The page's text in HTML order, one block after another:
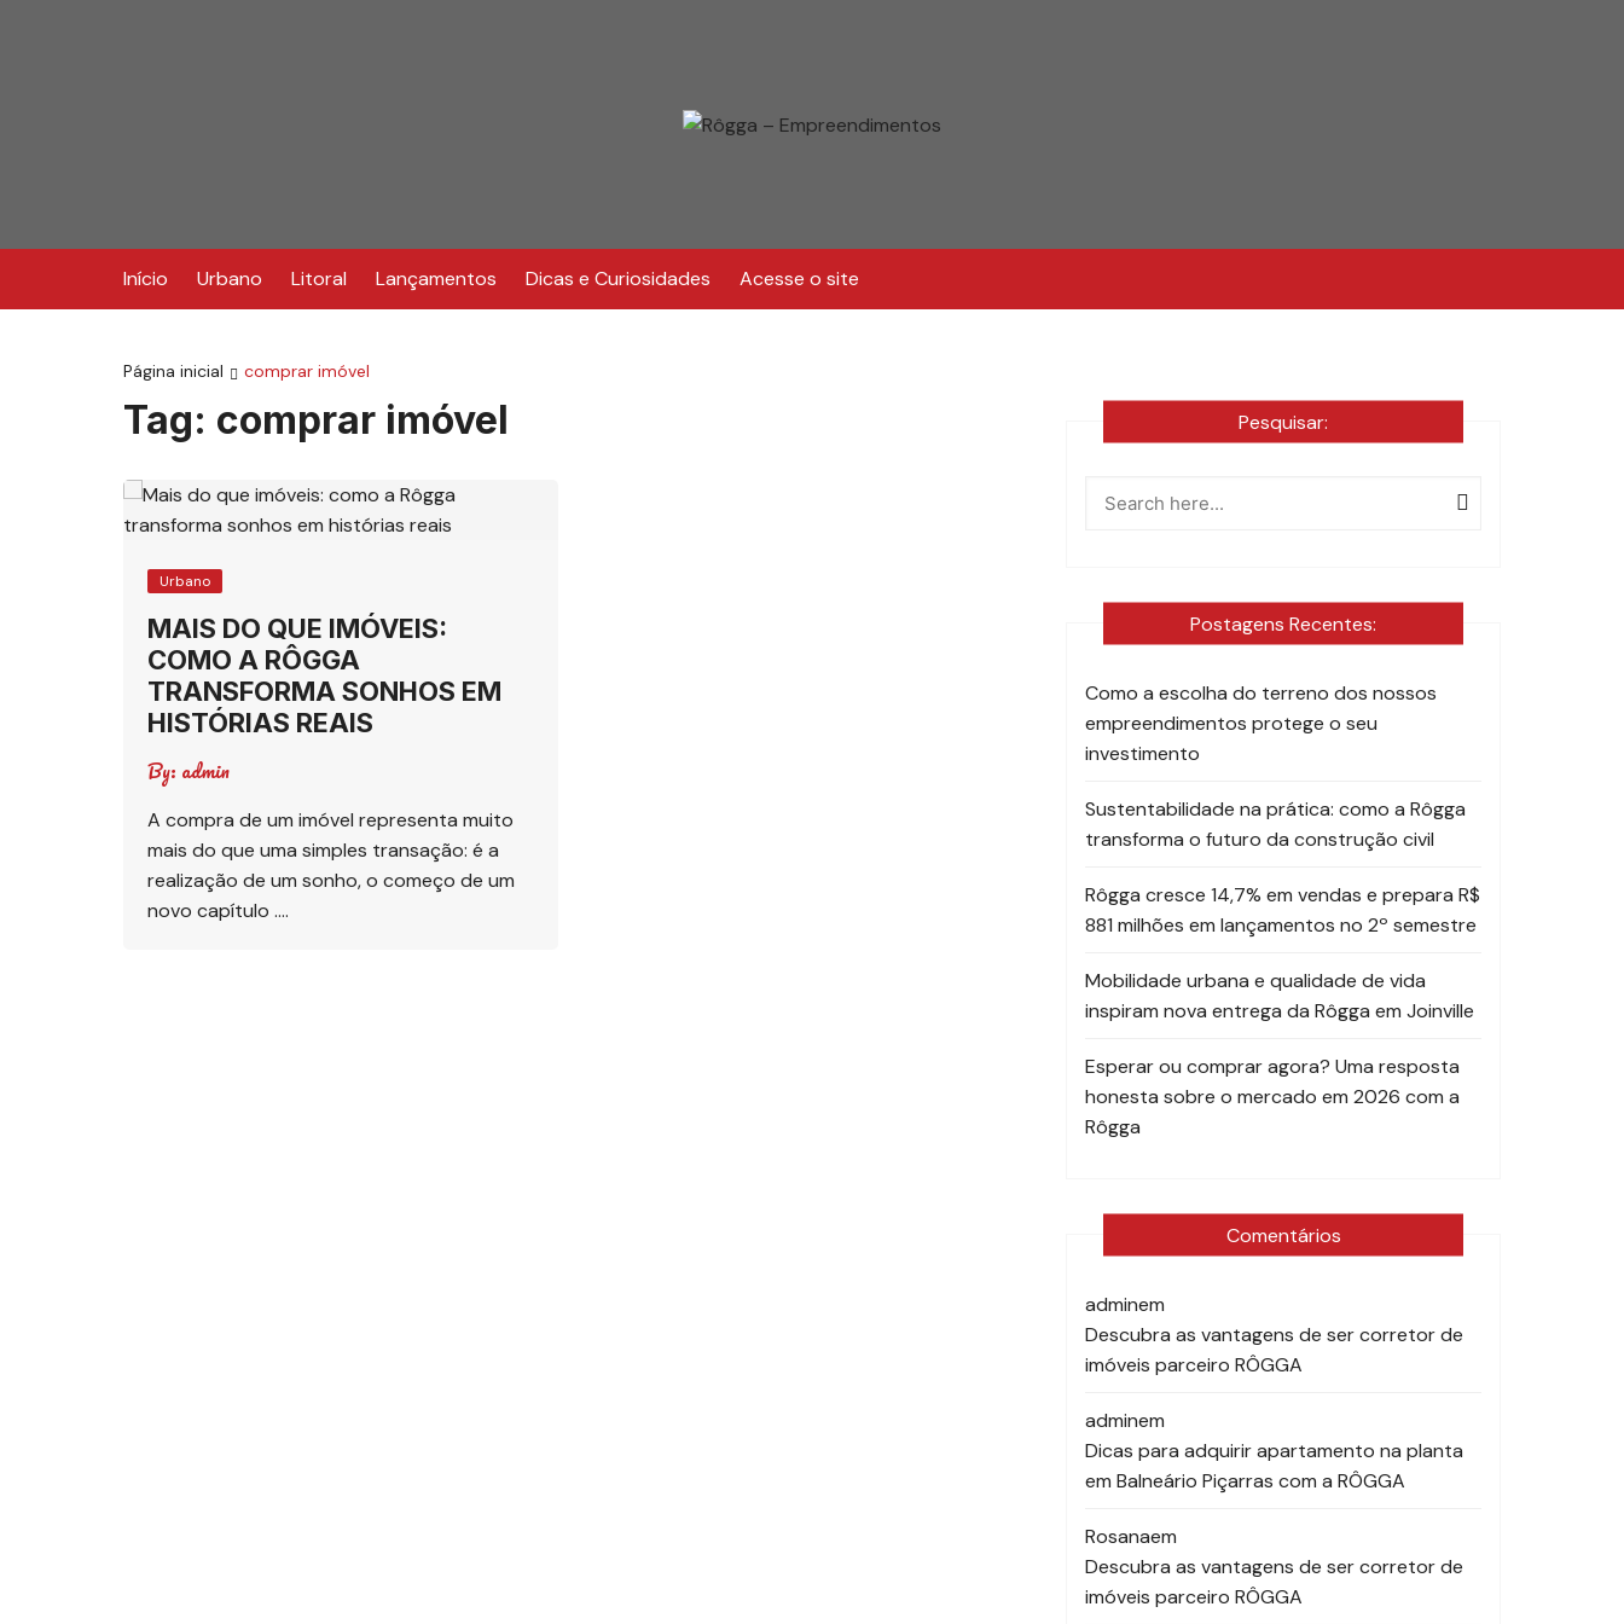
Início Urbano Litoral Lançamentos Dicas e Curiosidades Acesse o site
Página inicial comprar imóvel
Tag: comprar imóvel
Urbano
MAIS DO QUE IMÓVEIS:
COMO A RÔGGA
TRANSFORMA SONHOS EM
HISTÓRIAS REAIS
By: admin
A compra de um imóvel representa muito
mais do que uma simples transação: é a
realização de um sonho, o começo de um
novo capítulo ….
Pesquisar:
Postagens Recentes:
Como a escolha do terreno dos nossos
empreendimentos protege o seu
investimento
Sustentabilidade na prática: como a Rôgga
transforma o futuro da construção civil
Rôgga cresce 14,7% em vendas e prepara R$
881 milhões em lançamentos no 2º semestre
Mobilidade urbana e qualidade de vida
inspiram nova entrega da Rôgga em Joinville
Esperar ou comprar agora? Uma resposta
honesta sobre o mercado em 2026 com a
Rôgga
Comentários
adminem
Descubra as vantagens de ser corretor de
imóveis parceiro RÔGGA
adminem
Dicas para adquirir apartamento na planta
em Balneário Piçarras com a RÔGGA
Rosanaem
Descubra as vantagens de ser corretor de
imóveis parceiro RÔGGA